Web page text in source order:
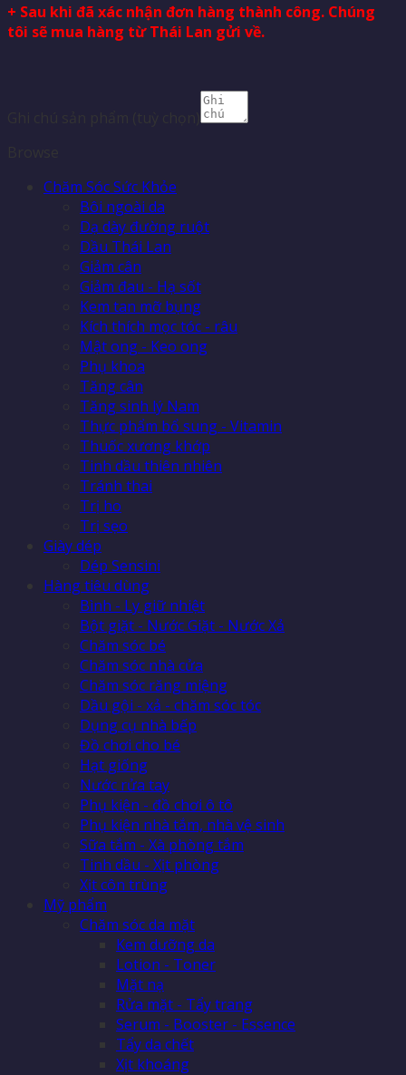
+ Sau khi đã xác nhận đơn hàng thành công. Chúng
tôi sẽ mua hàng từ Thái Lan gửi về.
Chăm Sóc Sức Khỏe
Bôi ngoài da
Dạ dày đường ruột
Dầu Thái Lan
Giảm cân
Giảm đau - Hạ sốt
Kem tan mỡ bụng
Kích thích mọc tóc - râu
Mật ong - Keo ong
Phụ khoa
Tăng cân
Tăng sinh lý Nam
Thực phẩm bổ sung - Vitamin
Thuốc xương khớp
Tinh dầu thiên nhiên
Tránh thai
Trị ho
Trị sẹo
Giày dép
Dép Sensini
Hàng tiêu dùng
Bình - Ly giữ nhiệt
Bột giặt - Nước Giặt - Nước Xả
Chăm sóc bé
Chăm sóc nhà cửa
Chăm sóc răng miệng
Dầu gội - xả - chăm sóc tóc
Dụng cụ nhà bếp
Đồ chơi cho bé
Hạt giống
Nước rửa tay
Phụ kiện - đồ chơi ô tô
Phụ kiện nhà tắm, nhà vệ sinh
Sữa tắm - Xà phòng tắm
Tinh dầu - Xịt phòng
Xịt côn trùng
Mỹ phẩm
Chăm sóc da mặt
Kem dưỡng da
Lotion - Toner
Mặt nạ
Rửa mặt - Tẩy trang
Serum - Booster - Essence
Tẩy da chết
Xịt khoáng